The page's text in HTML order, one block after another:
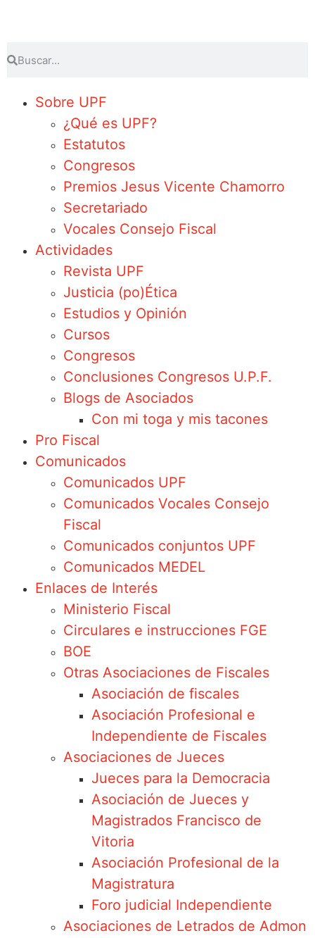
Sobre UPF
¿Qué es UPF?
Estatutos
Congresos
Premios Jesus Vicente Chamorro
Secretariado
Vocales Consejo Fiscal
Actividades
Revista UPF
Justicia (po)Ética
Estudios y Opinión
Cursos
Congresos
Conclusiones Congresos U.P.F.
Blogs de Asociados
Con mi toga y mis tacones
Pro Fiscal
Comunicados
Comunicados UPF
Comunicados Vocales Consejo
Fiscal
Comunicados conjuntos UPF
Comunicados MEDEL
Enlaces de Interés
Ministerio Fiscal
Circulares e instrucciones FGE
BOE
Otras Asociaciones de Fiscales
Asociación de fiscales
Asociación Profesional e
Independiente de Fiscales
Asociaciones de Jueces
Jueces para la Democracia
Asociación de Jueces y
Magistrados Francisco de
Vitoria
Asociación Profesional de la
Magistratura
Foro judicial Independiente
Asociaciones de Letrados de Admon